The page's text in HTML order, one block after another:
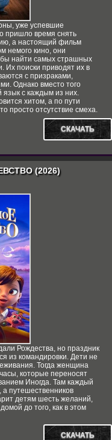
уже успевшие
пришло время снять
а настоящий фильм
немого кино, они
найти самых страшных
Их поиски приводят их в
с призраками,
Однако вместо того
язык с каждым из них.
хитом, а по пути
просто отсутствие смеха.
СКАЧАТЬ
(2026)
Рождества, но праздник
из командировки. Дети не
Тогда женщина
которые переносят
Иногда. Там каждый
а путешественников
детям шесть желаний,
до того, как в этом
СКАЧАТЬ